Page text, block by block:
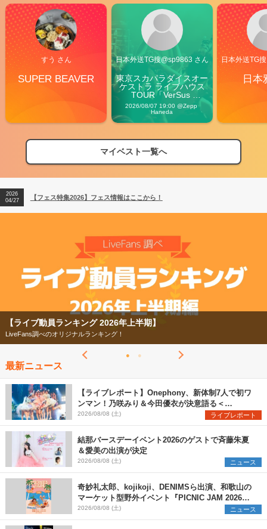
すう さん
SUPER BEAVER
日本外送TG搜@sp9863 さん
東京スカパラダイスオー
ケストラ ライブハウス
TOUR「VerSus
Carnival」
2026/08/07 19:00 @Zepp
Haneda
日本外送TG
日本
マイベスト一覧へ
【フェス特集2026】フェス情報はここから！
【ライブ動員ランキング】2026年上半期編発表！
2026
04/27
【フェス特集2026】フェス情報はここから！
2026
【ライブ動員ランキング 2026年上半期】
LiveFans調べのオリジナルランキング！
最新ニュース
【ライブレポート】Onephony、新体制7人で初ワ
ンマン！乃咲みり＆今田優衣が決意語る＜
Onephony新体制1st Oneman Live はじまりの夏
＞
2026/08/08 (土) ライブレポート
結那バースデーイベント2026のゲストで斉藤朱夏
＆愛美の出演が決定
2026/08/08 (土) ニュース
奇妙礼太郎、kojikoji、DENIMSら出演、和歌山の
マーケット型野外イベント『PICNIC JAM 2026』
早割チケット発売開始
2026/08/08 (土) ニュース